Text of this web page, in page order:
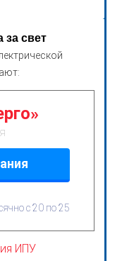
за свет
с 20 по 25
ИПУ